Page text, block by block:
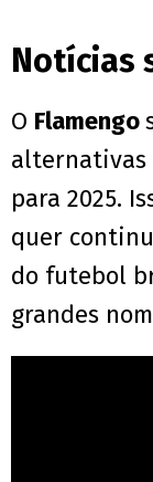
Notícias
O Flamengo
alternativas
para 2025.
quer
do futebol
grandes